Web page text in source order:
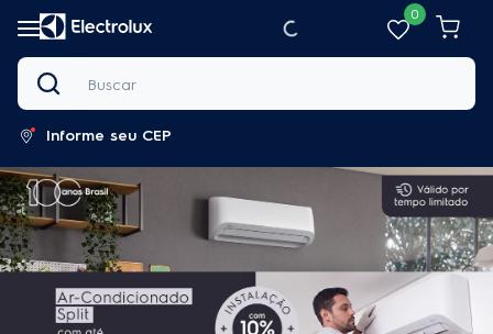
0
Buscar
Informe seu CEP